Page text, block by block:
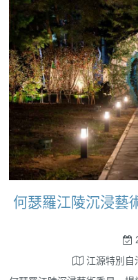
何瑟羅江陵沉浸藝
江源特別自